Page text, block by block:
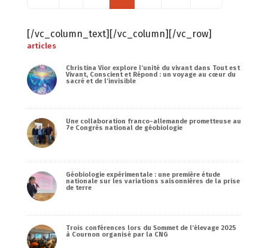
[/vc_column_text][/vc_column][/vc_row]
articles
Christina Vior explore l’unité du vivant dans Tout est
Vivant, Conscient et Répond : un voyage au cœur du
sacré et de l’invisible
Une collaboration franco-allemande prometteuse au
7e Congrès national de géobiologie
Géobiologie expérimentale : une première étude
nationale sur les variations saisonnières de la prise
de terre
Trois conférences lors du Sommet de l’élevage 2025
à Cournon organisé par la CNG